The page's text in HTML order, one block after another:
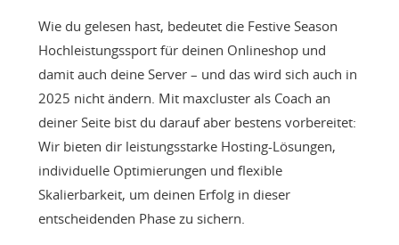
Wie du gelesen hast, bedeutet die Festive Season
Hochleistungssport für deinen Onlineshop und
damit auch deine Server – und das wird sich auch in
2025 nicht ändern. Mit maxcluster als Coach an
deiner Seite bist du darauf aber bestens vorbereitet:
Wir bieten dir leistungsstarke Hosting-Lösungen,
individuelle Optimierungen und flexible
Skalierbarkeit, um deinen Erfolg in dieser
entscheidenden Phase zu sichern.